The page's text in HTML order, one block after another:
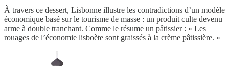
À travers ce dessert, Lisbonne illustre les contradictions d’un modèle
économique basé sur le tourisme de masse : un produit culte devenu
arme à double tranchant. Comme le résume un pâtissier : « Les
rouages de l’économie lisboète sont graissés à la crème pâtissière. »